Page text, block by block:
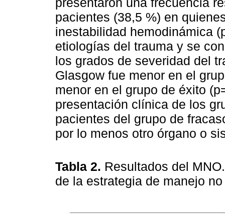
pacientes (38,5 %) en
inestabilidad hemodinámica
etiologías del trauma y se
los grados de severidad del
Glasgow fue menor en el
menor en el grupo de éxito
presentación clínica de los
pacientes del grupo de
por lo menos otro órgano o
Tabla 2. Resultados del
de la estrategia de manejo